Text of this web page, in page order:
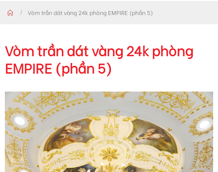
Vòm trần dát vàng 24k phòng EMPIRE (phần 5)
Vòm trần dát vàng 24k phòng
EMPIRE (phần 5)